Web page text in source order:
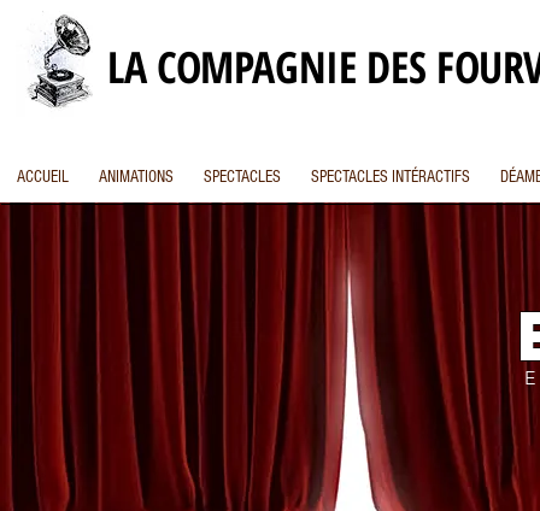
LA COMPAGNIE DES
ACCUEIL ANIMATIONS SPECTACLES SPECTACLES INTÉRACTIFS